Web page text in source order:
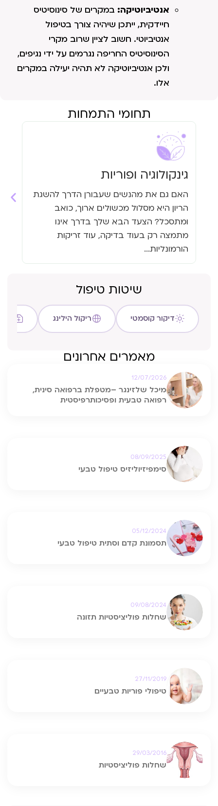
אנטיביוטיקה: במקרים של סינוסיטיס
חיידקית, ייתכן שיהיה צורך בטיפול
אנטיביוטי. חשוב לציין שרוב מקרי
הסינוסיטיס החריפה נגרמים על ידי נגיפים,
ולכן אנטיביוטיקה לא תהיה יעילה במקרים
אלו.
תחומי התמחות
גינקולוגיה ופוריות
האם גם את מהנשים שעבורן הדרך להשגת
הריון היא מסלול מכשולים ארוך, כואב
ומתסכל? הצעד הבא שלך בדרך אינו
מתמצה רק בעוד בדיקה, עוד זריקות
הורמונליות...
שיטות טיפול
דיקור קוסמטי ריקול הילינג
מאמרים אחרונים
מיכל שלזינגר –מטפלת ברפואה סינית,
רפואה טבעית ופסיכותרפיסטית
12/07/2026
סימפיזיוליזיס טיפול טבעי
08/09/2025
תסמונת קדם וסתית טיפול טבעי
05/12/2024
שחלות פוליציסטיות תזונה
09/08/2024
טיפולי פוריות טבעיים
27/11/2019
שחלות פוליציסטיות
29/03/2016